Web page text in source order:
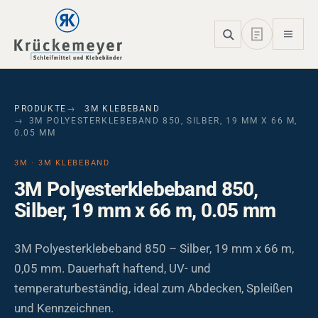
Skip to main navigation
Skip to main content
Skip to page footer
PRODUKTE
3M KLEBEBAND
3M POLYESTERKLEBEBAND 850, SILBER, 19 MM X 66 M,
0.05 MM
3M · 3M KLEBEBAND
3M Polyesterklebeband 850,
Silber, 19 mm x 66 m, 0.05 mm
3M Polyesterklebeband 850 – Silber, 19 mm x 66 m,
0,05 mm. Dauerhaft haftend, UV- und
temperaturbeständig, ideal zum Abdecken, Spleißen
und Kennzeichnen.